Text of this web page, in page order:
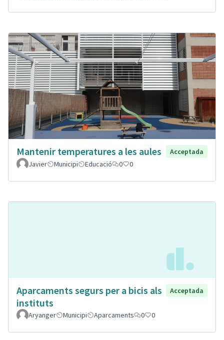
Mantenir temperatures a les aules
Acceptada
Javier
Municipi Educació 0 0
Aparcaments segurs per a bicis als
instituts
Acceptada
Aryanger Municipi Aparcaments 0 0